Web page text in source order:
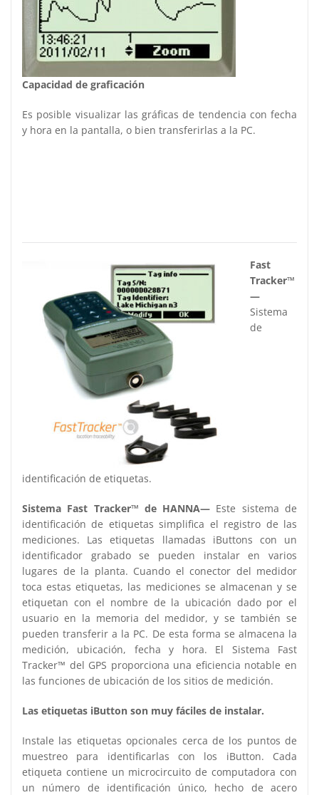
Capacidad de graficación
Es posible visualizar las gráficas de tendencia con fecha
y hora en la pantalla, o bien transferirlas a la PC.
Fast
Tracker™
—
Sistema
de
identificación de etiquetas.
Sistema Fast Tracker™ de HANNA— Este sistema de
identificación de etiquetas simplifica el registro de las
mediciones. Las etiquetas llamadas iButtons con un
identificador grabado se pueden instalar en varios
lugares de la planta. Cuando el conector del medidor
toca estas etiquetas, las mediciones se almacenan y se
etiquetan con el nombre de la ubicación dado por el
usuario en la memoria del medidor, y se también se
pueden transferir a la PC. De esta forma se almacena la
medición, ubicación, fecha y hora. El Sistema Fast
Tracker™ del GPS proporciona una eficiencia notable en
las funciones de ubicación de los sitios de medición.
Las etiquetas iButton son muy fáciles de instalar.
Instale las etiquetas opcionales cerca de los puntos de
muestreo para identificarlas con los iButton. Cada
etiqueta contiene un microcircuito de computadora con
un número de identificación único, hecho de acero